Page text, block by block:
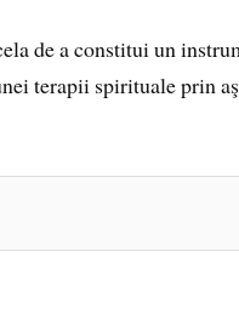
de a constitui un
terapii spirituale prin